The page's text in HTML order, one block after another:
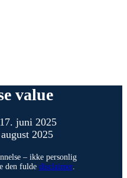
value
juni 2025
2025
– ikke personlig
den fulde disclaimer.